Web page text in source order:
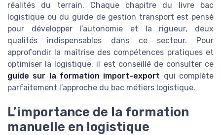
réalités du terrain. Chaque chapitre du livre bac
logistique ou du guide de gestion transport est pensé
pour développer l’autonomie et la rigueur, deux
qualités indispensables dans ce secteur. Pour
approfondir la maîtrise des compétences pratiques et
optimiser la logistique, il est conseillé de consulter ce
guide sur la formation import-export qui complète
parfaitement l’approche du bac métiers logistique.
L’importance de la formation
manuelle en logistique